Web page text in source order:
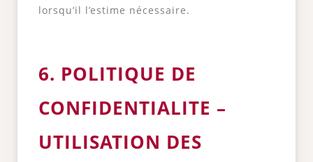
lorsqu’il l’estime nécessaire.
6. POLITIQUE DE
CONFIDENTIALITE –
UTILISATION DES